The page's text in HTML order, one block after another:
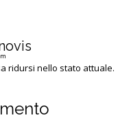
ridursi nello stato attuale.